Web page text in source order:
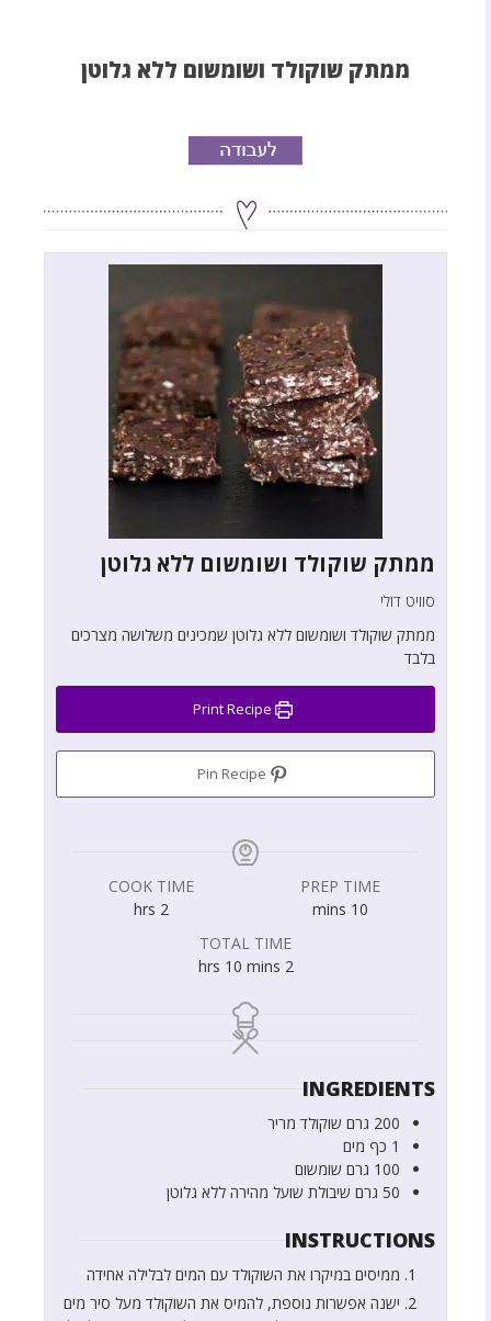
ממתק שוקולד ושומשום ללא גלוטן
ממתק שוקולד ושומשום ללא גלוטן
סוויט דולי
ממתק שוקולד ושומשום ללא גלוטן שמכינים משלושה מצרכים
בלבד
PREP TIME
10
mins
COOK TIME
2
hrs
TOTAL TIME
2
hrs 10 mins
INGREDIENTS
200 גרם שוקולד מריר
1 כף מים
100 גרם שומשום
50 גרם שיבולת שועל מהירה ללא גלוטן
INSTRUCTIONS
ממיסים במיקרו את השוקולד עם המים לבלילה אחידה
ישנה אפשרות נוספת, להמיס את השוקולד מעל סיר מים